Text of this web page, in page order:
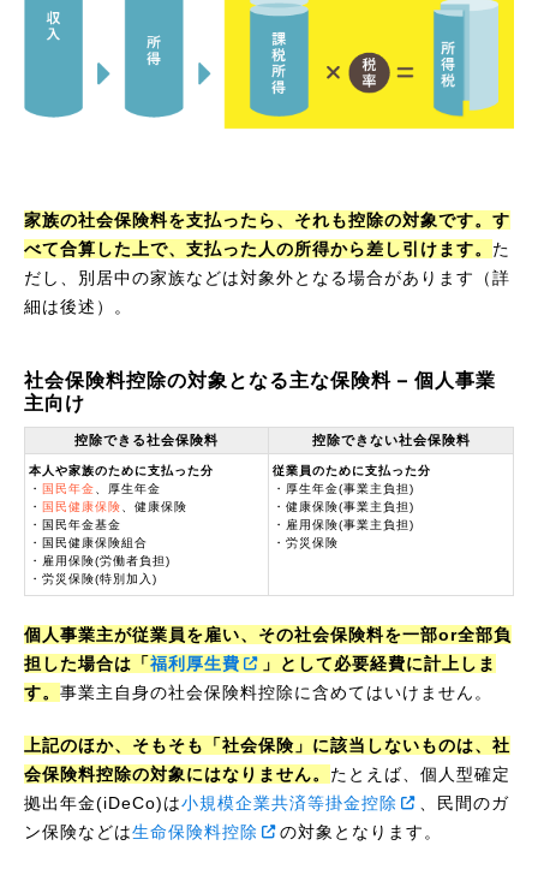
家族の社会保険料を支払ったら、それも控除の対象です。す
べて合算した上で、支払った人の所得から差し引けます。 た
だし、別居中の家族などは対象外となる場合があります（詳
細は後述）。
社会保険料控除の対象となる主な保険料 – 個人事業
主向け
控除できる社会保険料 控除できない社会保険料
本人や家族のために支払った分
・
国民年金、厚生年金
・
国民健康保険、健康保険
・国民年金基金
・国民健康保険組合
・雇用保険(労働者負担)
・労災保険(特別加入)
従業員のために支払った分
・厚生年金(事業主負担)
・健康保険(事業主負担)
・雇用保険(事業主負担)
・労災保険
個人事業主が従業員を雇い、その社会保険料を一部or全部負
担した場合は「福利厚生費
」として必要経費に計上しま
す。 事業主自身の社会保険料控除に含めてはいけません。
上記のほか、そもそも「社会保険」に該当しないものは、社
会保険料控除の対象にはなりません。 たとえば、個人型確定
拠出年金(iDeCo)は小規模企業共済等掛金控除
、民間のガ
ン保険などは生命保険料控除 の対象となります。